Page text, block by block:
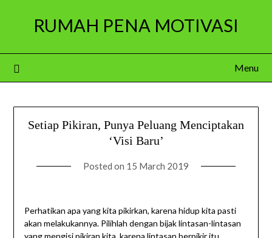
RUMAH PENA MOTIVASI
Menu
Setiap Pikiran, Punya Peluang Menciptakan
‘Visi Baru’
Posted on 15 March 2019
Perhatikan apa yang kita pikirkan, karena hidup kita pasti
akan melakukannya. Pilihlah dengan bijak lintasan-lintasan